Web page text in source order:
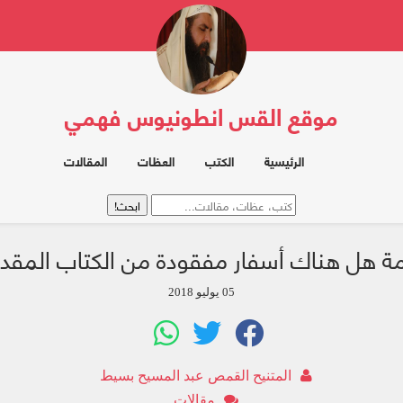
موقع القس انطونيوس فهمي
الرئيسية الكتب العظات المقالات
هل هناك أسفار مفقودة من الكتاب
05 يوليو 2018
المتنيح القمص عبد المسيح بسيط
مقالات